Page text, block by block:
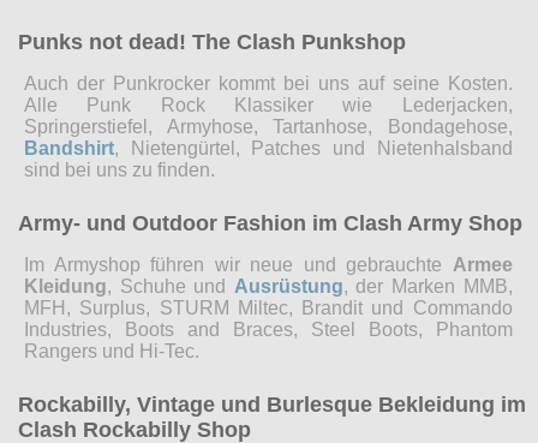
Punks not dead! The Clash Punkshop
Auch der Punkrocker kommt bei uns auf seine Kosten.
Alle Punk Rock Klassiker wie Lederjacken,
Springerstiefel, Armyhose, Tartanhose, Bondagehose,
Bandshirt, Nietengürtel, Patches und Nietenhalsband
sind bei uns zu finden.
Army- und Outdoor Fashion im Clash Army Shop
Im Armyshop führen wir neue und gebrauchte Armee
Kleidung, Schuhe und Ausrüstung, der Marken MMB,
MFH, Surplus, STURM Miltec, Brandit und Commando
Industries, Boots and Braces, Steel Boots, Phantom
Rangers und Hi-Tec.
Rockabilly, Vintage und Burlesque Bekleidung im
Clash Rockabilly Shop